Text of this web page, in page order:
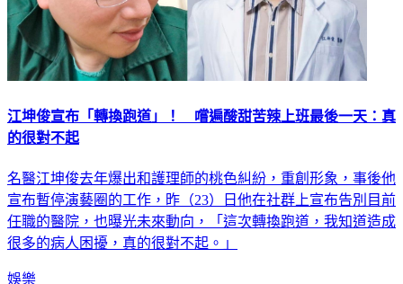
江坤俊宣布「轉換跑道」！ 嚐遍酸甜苦辣上班最後一天：真
的很對不起
名醫江坤俊去年爆出和護理師的桃色糾紛，重創形象，事後他
宣布暫停演藝圈的工作，昨（23）日他在社群上宣布告別目前
任職的醫院，也曝光未來動向，「這次轉換跑道，我知道造成
很多的病人困擾，真的很對不起。」
娛樂